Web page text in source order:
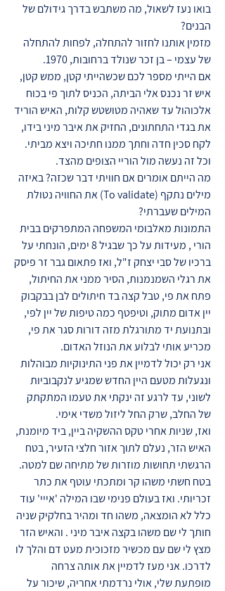
בואו נעז לשאול, מה משתבש בדרך גידולם של
הבנים?
מזמין אותנו לחזור להתחלה, לפחות להתחלה
של עצמי – בן זכר שנולד ברחובות, 1970.
אם הייתי מספר לכם שכשהייתי קטן, ממש קטן,
איש זר נכנס אלי הביתה, הכניס לתוך פי בכוח
אלכוהול עד שאהיה מטושטש קלות, האיש הוריד
את בגדי התחתונים, החזיק את איבר מיני בידו,
לקח סכין חדה וחתך ממנו חתיכה ויצא מביתי.
וכל זה נעשה מול הוריי הצופים מהצד.
מה הייתם אומרים אם חוויתי דבר שכזה? באיזה
מילים נתקף (To validate) את החוויה נטולת
המילים שעברתי?
התמונות מאלבומי המשפחה המתפרקים בבית
הורי , מעידות על כך שבגיל 8 ימים, הונחתי על
ברכיו של סבי יצחק ז"ל, ואז פתאום גבר זר פיסק
את רגלי השמנמנות, הסיר ממני את החיתול,
פתח את פי, טבל קצה בד חיתולים לבן בבקבוק
יין אדום מתוק, וטיפטף כמה טיפות של יין לפי,
ובתנועת יד מתורגלת מזה דורות סגר את פי,
מכריע אותי לבלוע את הנוזל האדום.
אני רק יכול לדמיין את פני התינוקיות מבוהלות
ונגעלות מטעם היין החדש שמגיע לנקבוביות
לשוני, עד לרגע זה ינקתי את טעמו המתקתק
של החלב, שרק החל ליזול משדי אימי.
ואז, שניות אחרי טקס ההשקיה ביין, ביד מיומנת,
האיש הזר, נעלם לתוך אזור חלצי הזעיר, בטח
הרגשתי תחושות מוזרות של מתיחה שם למטה.
בטח חשתי משהו קר ומתכתי עוטף את כתר
זכריותי. ואז בעולם פנימי שבו המילה 'אייי' עוד
כלל לא הומצאה, משהו חד ומהיר בחלקיק שניה
חותך לי שם משהו בקצה איבר מיני . והאיש הזר
מצץ לי שם עם מכשיר מזכוכית מעט דם והלך לו
לדרכו. אני מעז לדמיין את אותה צרחה
מופתעת שלי, אולי נרדמתי אחריה, שיכור על